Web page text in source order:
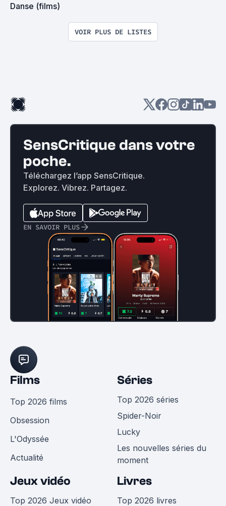
Danse (films)
VOIR PLUS DE LISTES
SensCritique dans votre
poche.
Téléchargez l’app SensCritique.
Explorez. Vibrez. Partagez.
EN SAVOIR PLUS
Films
Top 2026 films
Obsession
L'Odyssée
Actualité
Séries
Top 2026 séries
Spider-Noir
Lucky
Les nouvelles séries du
moment
Jeux vidéo
Top 2026 Jeux vidéo
Livres
Top 2026 livres